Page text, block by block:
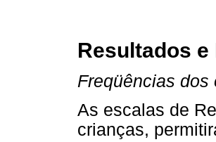
Resultados
Freqüências
As escalas de
crianças,